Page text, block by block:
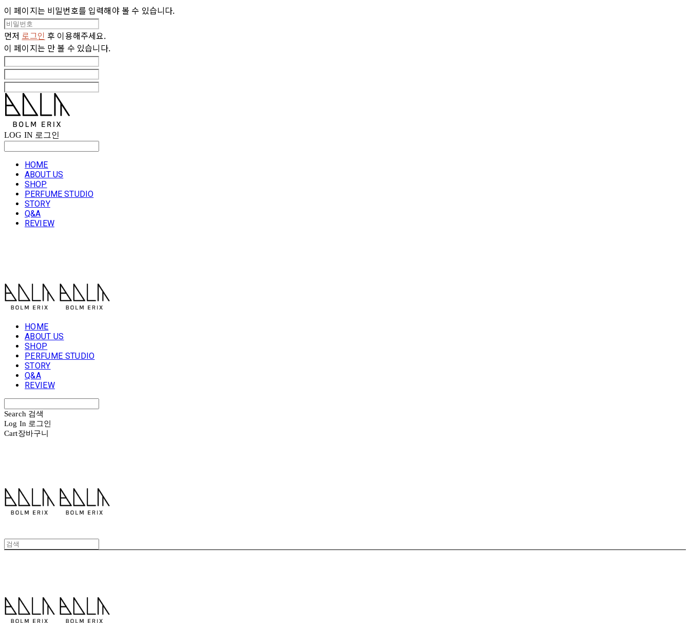
이 페이지는 비밀번호를 입력해야 볼 수 있습니다.
먼저 로그인 후 이용해주세요.
이 페이지는 만 볼 수 있습니다.
LOG IN 로그인
HOME
ABOUT US
SHOP
PERFUME STUDIO
STORY
Q&A
REVIEW
HOME
ABOUT US
SHOP
PERFUME STUDIO
STORY
Q&A
REVIEW
Search 검색
Log In 로그인
Cart장바구니